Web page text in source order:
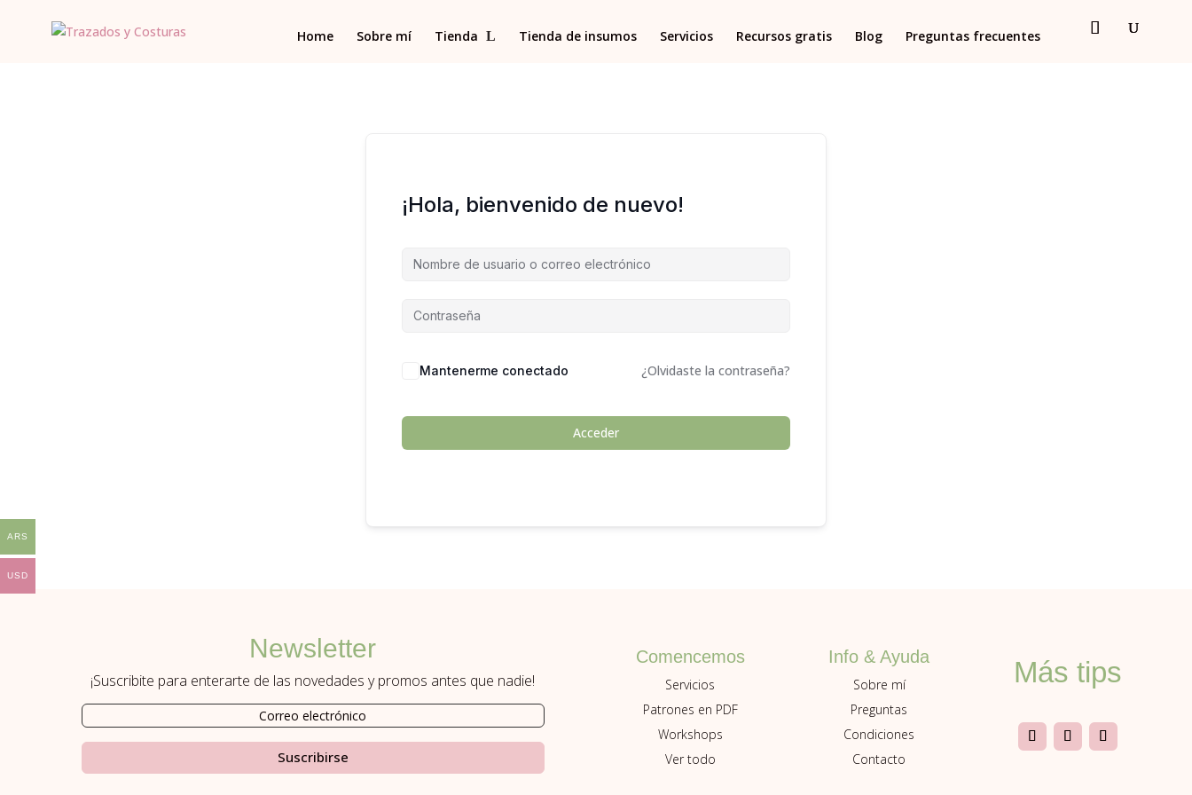
Home Sobre mí Tienda Tienda de insumos Servicios Recursos gratis Blog Preguntas frecuentes
¡Hola, bienvenido de nuevo!
Mantenerme conectado ¿Olvidaste la contraseña?
Acceder
Newsletter
¡Suscribite para enterarte de las novedades y promos antes que nadie!
Suscribirse
Comencemos
Servicios
Patrones en PDF
Workshops
Ver todo
Info & Ayuda
Sobre mí
Preguntas
Condiciones
Contacto
Más tips
ARS
USD